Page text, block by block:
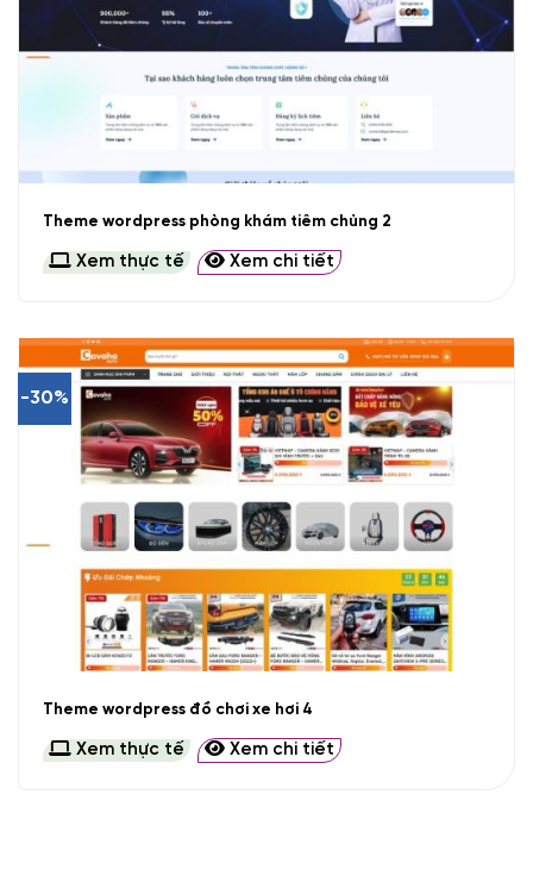
Theme wordpress phòng khám tiêm chủng 2
Xem thực tế Xem chi tiết
-30%
Theme wordpress đồ chơi xe hơi 4
Xem thực tế Xem chi tiết